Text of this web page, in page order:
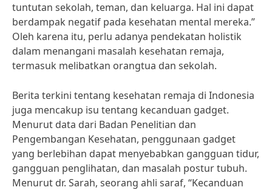
tuntutan sekolah, teman, dan keluarga. Hal ini dapat
berdampak negatif pada kesehatan mental mereka.”
Oleh karena itu, perlu adanya pendekatan holistik
dalam menangani masalah kesehatan remaja,
termasuk melibatkan orangtua dan sekolah.
Berita terkini tentang kesehatan remaja di Indonesia
juga mencakup isu tentang kecanduan gadget.
Menurut data dari Badan Penelitian dan
Pengembangan Kesehatan, penggunaan gadget
yang berlebihan dapat menyebabkan gangguan tidur,
gangguan penglihatan, dan masalah postur tubuh.
Menurut dr. Sarah, seorang ahli saraf, “Kecanduan